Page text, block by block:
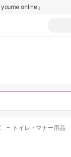
online」
- トイレ・マナー用品